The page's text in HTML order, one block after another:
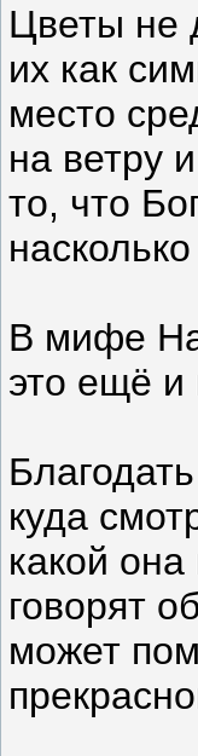
Цветы не
их как
место
на ветру
то, что
В мифе
это ещё и
куда
какой
говорят
может